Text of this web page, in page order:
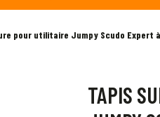
pour utilitaire Jumpy Scudo Expert à
TAPIS